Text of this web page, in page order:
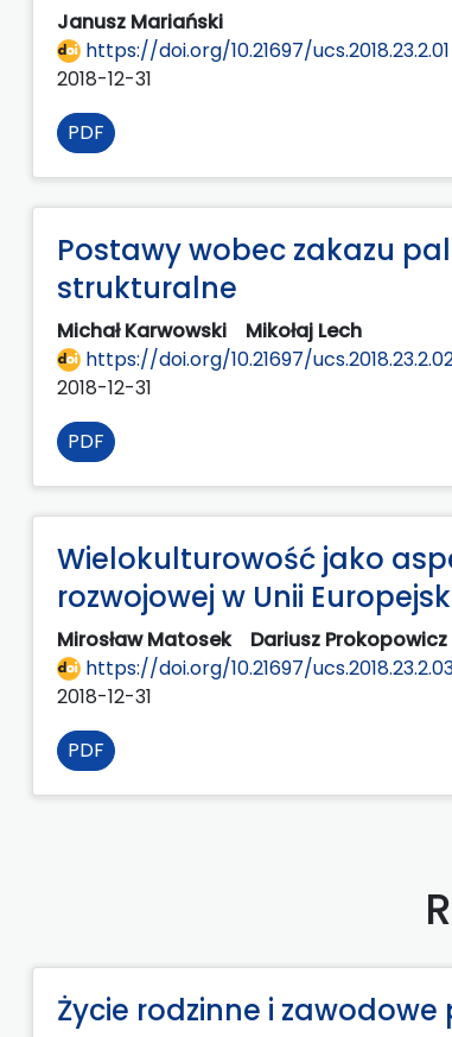
Janusz Mariański
https://doi.org/10.21697/ucs.2018.23.2.01
2018-12-31
PDF
Postawy wobec zakazu
strukturalne
Michał Karwowski Mikołaj Lech
https://doi.org/10.21697/
2018-12-31
PDF
Wielokulturowość jako
rozwojowej w Unii
Mirosław Matosek Dariusz Prokopowicz
https://doi.org/10.21697/
2018-12-31
PDF
Życie rodzinne i